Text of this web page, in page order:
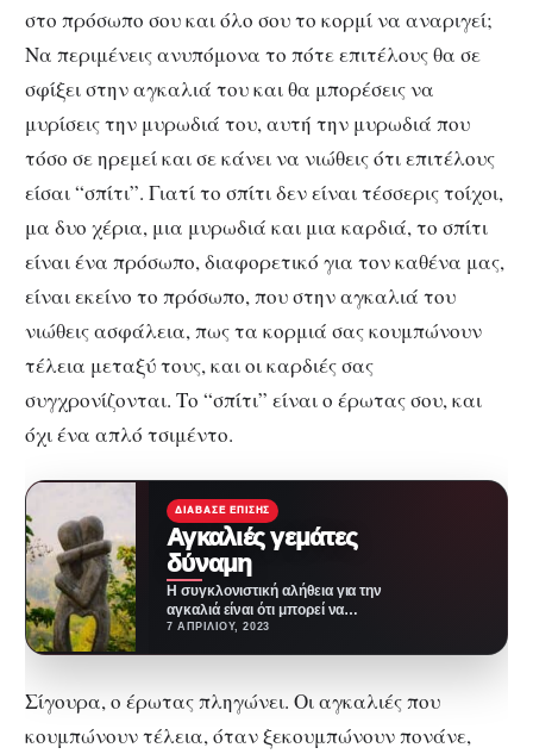
στο πρόσωπο σου και όλο σου το κορμί να αναριγεί;
Να περιμένεις ανυπόμονα το πότε επιτέλους θα σε
σφίξει στην αγκαλιά του και θα μπορέσεις να
μυρίσεις την μυρωδιά του, αυτή την μυρωδιά που
τόσο σε ηρεμεί και σε κάνει να νιώθεις ότι επιτέλους
είσαι “σπίτι”. Γιατί το σπίτι δεν είναι τέσσερις τοίχοι,
μα δυο χέρια, μια μυρωδιά και μια καρδιά, το σπίτι
είναι ένα πρόσωπο, διαφορετικό για τον καθένα μας,
είναι εκείνο το πρόσωπο, που στην αγκαλιά του
νιώθεις ασφάλεια, πως τα κορμιά σας κουμπώνουν
τέλεια μεταξύ τους, και οι καρδιές σας
συγχρονίζονται. Το “σπίτι” είναι ο έρωτας σου, και
όχι ένα απλό τσιμέντο.
ΔΙΆΒΑΣΕ ΕΠΊΣΗΣ
Αγκαλιές γεμάτες
δύναμη
Η συγκλονιστική αλήθεια για την
αγκαλιά είναι ότι μπορεί να
τονώσει την ευτυχία σου, να
7 ΑΠΡΙΛΊΟΥ, 2023
Σίγουρα, ο έρωτας πληγώνει. Οι αγκαλιές που
κουμπώνουν τέλεια, όταν ξεκουμπώνουν πονάνε,